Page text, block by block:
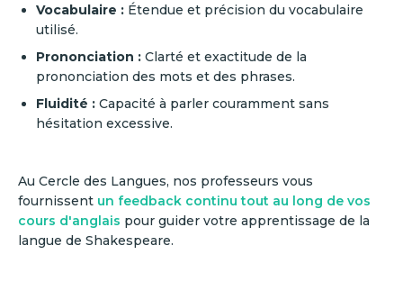
Vocabulaire : Étendue et précision du vocabulaire
utilisé.
Prononciation : Clarté et exactitude de la
prononciation des mots et des phrases.
Fluidité : Capacité à parler couramment sans
hésitation excessive.
Au Cercle des Langues, nos professeurs vous
fournissent un feedback continu tout au long de vos
cours d'anglais pour guider votre apprentissage de la
langue de Shakespeare.